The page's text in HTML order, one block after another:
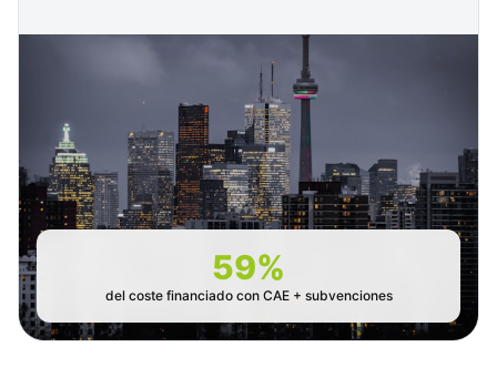
59%
del coste financiado con CAE + subvenciones